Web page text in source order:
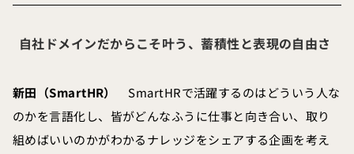
自社ドメインだからこそ叶う、蓄積性と表現の自由さ
新田（SmartHR）
SmartHRで活躍するのはどういう人な
のかを言語化し、皆がどんなふうに仕事と向き合い、取り
組めばいいのかがわかるナレッジをシェアする企画を考え